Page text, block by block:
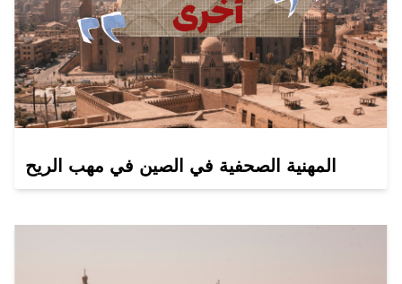
المهنية الصحفية في الصين في مهب الريح